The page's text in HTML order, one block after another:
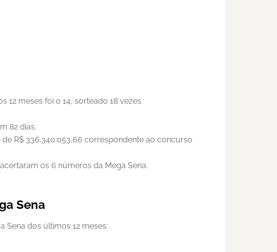
meses foi o 14, sorteado 18 vezes.
82 dias.
R$ 336.340.053,66 correspondente ao concurso
os 6 números da Mega Sena.
Sena
Sena dos últimos 12 meses: